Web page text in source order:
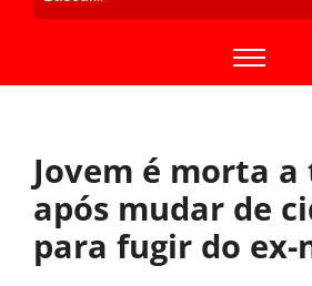
Jovem é morta
após mudar de
para fugir do ex-